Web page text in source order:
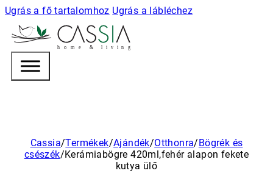
Ugrás a fő tartalomhoz Ugrás a lábléchez
h o m e & l i v i n g
Cassia/Termékek/Ajándék/Otthonra/Bögrék és
csészék/Kerámiabögre 420ml,fehér alapon fekete
kutya ülő